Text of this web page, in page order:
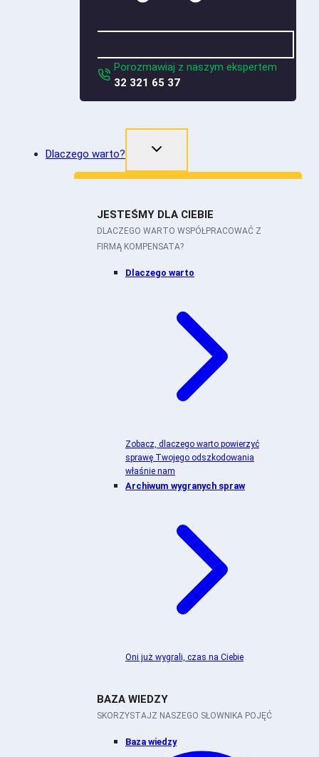
Porozmawiaj z naszym ekspertem
32 321 65 37
Dlaczego warto?
JESTEŚMY DLA CIEBIE
DLACZEGO WARTO WSPÓŁPRACOWAĆ Z
FIRMĄ KOMPENSATA?
Dlaczego warto
Zobacz, dlaczego warto powierzyć
sprawę Twojego odszkodowania
właśnie nam
Archiwum wygranych spraw
Oni już wygrali, czas na Ciebie
BAZA WIEDZY
SKORZYSTAJZ NASZEGO SŁOWNIKA POJĘĆ
Baza wiedzy